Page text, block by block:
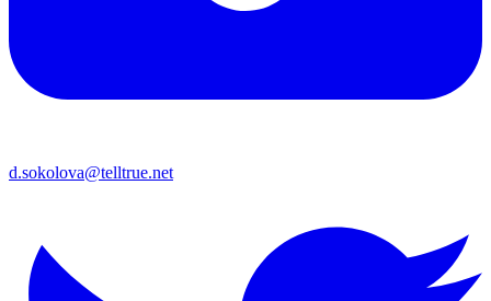
d.sokolova@telltrue.net